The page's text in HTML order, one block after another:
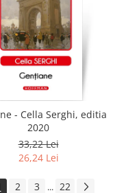
- Cella Serghi, editia
2020
33,22 Lei
26,24 Lei
2 3 ... 22